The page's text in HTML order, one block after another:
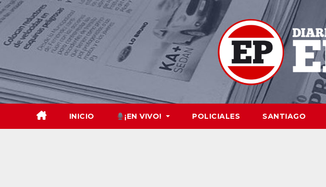
Skip
to
content
INICIO ¡EN VIVO! POLICIALES SANTIAGO